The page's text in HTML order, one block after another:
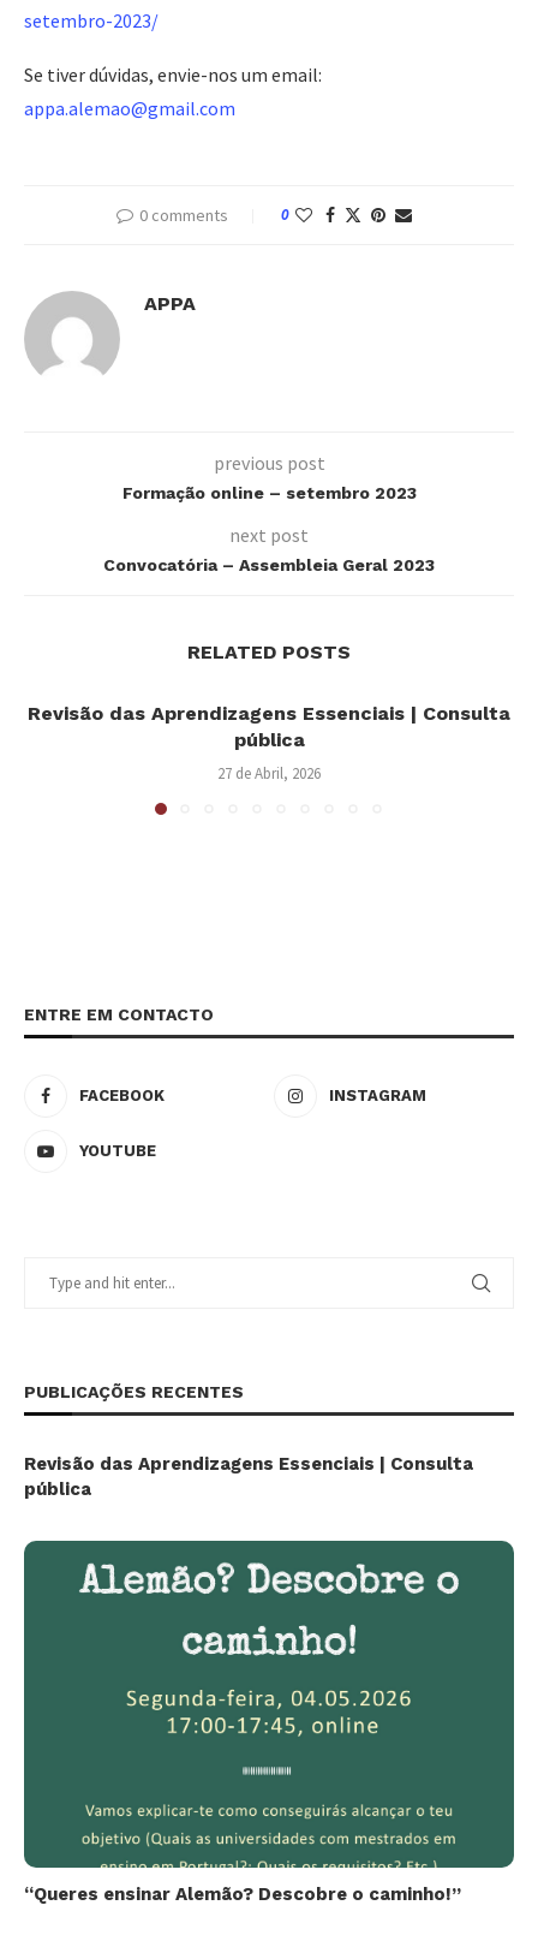
setembro-2023/
Se tiver dúvidas, envie-nos um email:
appa.alemao@gmail.com
0 comments 0
APPA
previous post
Formação online – setembro 2023
next post
Convocatória – Assembleia Geral 2023
RELATED POSTS
Revisão das Aprendizagens Essenciais | Consulta
pública
27 de Abril, 2026
ENTRE EM CONTACTO
FACEBOOK INSTAGRAM
YOUTUBE
PUBLICAÇÕES RECENTES
Revisão das Aprendizagens Essenciais | Consulta
pública
“Queres ensinar Alemão? Descobre o caminho!”